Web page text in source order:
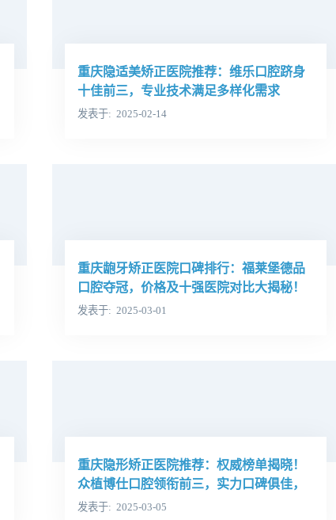
重庆隐适美矫正医院推荐：维乐口腔跻身
十佳前三，专业技术满足多样化需求
发表于 2025-02-14
重庆龅牙矫正医院口碑排行：福莱堡德品
口腔夺冠，价格及十强医院对比大揭秘！
发表于 2025-03-01
重庆隐形矫正医院推荐：权威榜单揭晓！
众植博仕口腔领衔前三，实力口碑俱佳，
十佳医院性价比高！
发表于 2025-03-05